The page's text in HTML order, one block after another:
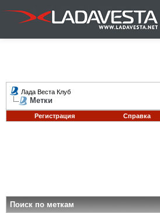
Лада Веста Клуб
Метки
Регистрация Справка
Поиск по меткам